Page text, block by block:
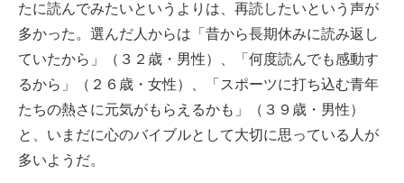
たに読んでみたいというよりは、再読したいという声が
多かった。選んだ人からは「昔から長期休みに読み返し
ていたから」（３２歳・男性）、「何度読んでも感動す
るから」（２６歳・女性）、「スポーツに打ち込む青年
たちの熱さに元気がもらえるかも」（３９歳・男性）
と、いまだに心のバイブルとして大切に思っている人が
多いようだ。